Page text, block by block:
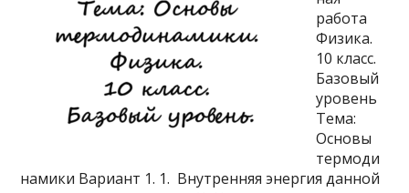
работа
Физика.
10 класс.
Базовый
уровень
Тема:
Основы
термоди
намики Вариант 1. 1. Внутренняя энергия данной